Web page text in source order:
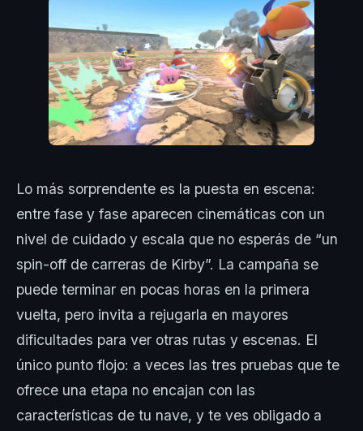
Lo más sorprendente es la puesta en escena:
entre fase y fase aparecen cinemáticas con un
nivel de cuidado y escala que no esperás de “un
spin-off de carreras de Kirby”. La campaña se
puede terminar en pocas horas en la primera
vuelta, pero invita a rejugarla en mayores
dificultades para ver otras rutas y escenas. El
único punto flojo: a veces las tres pruebas que te
ofrece una etapa no encajan con las
características de tu nave, y te ves obligado a